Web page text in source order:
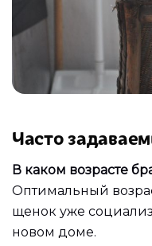
Часто
В каком возрасте
Оптимальный
щенок уже
новом доме.